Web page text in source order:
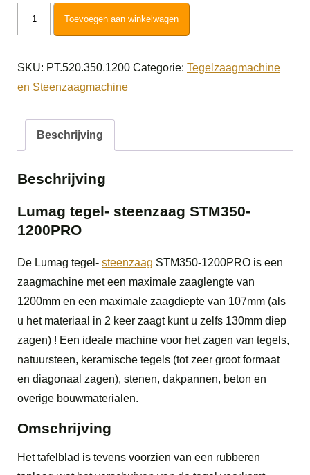
STM350-
1200PRO
Toevoegen aan winkelwagen
SKU: PT.520.350.1200 Categorie: Tegelzaagmachine
en Steenzaagmachine
Beschrijving
Beschrijving
Lumag tegel- steenzaag STM350-
1200PRO
De Lumag tegel- steenzaag STM350-1200PRO is een
zaagmachine met een maximale zaaglengte van
1200mm en een maximale zaagdiepte van 107mm (als
u het materiaal in 2 keer zaagt kunt u zelfs 130mm diep
zagen) ! Een ideale machine voor het zagen van tegels,
natuursteen, keramische tegels (tot zeer groot formaat
en diagonaal zagen), stenen, dakpannen, beton en
overige bouwmaterialen.
Omschrijving
Het tafelblad is tevens voorzien van een rubberen